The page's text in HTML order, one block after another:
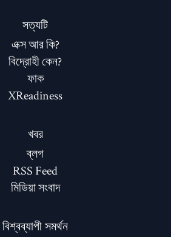
সত্যটি
এক্স আর কি?
বিদ্রোহী কেন?
ফাক
XReadiness
খবর
ব্লগ
RSS Feed
মিডিয়া সংবাদ
বিশ্বব্যাপী সমর্থন